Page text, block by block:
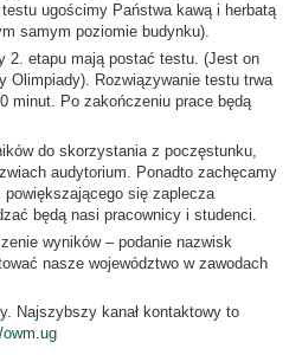
ugościmy Państwa kawą i herbatą
samym poziomie budynku).
2. etapu mają postać testu. (Jest on
Olimpiady). Rozwiązywanie testu trwa
minut. Po zakończeniu prace będą
do skorzystania z poczęstunku,
audytorium. Ponadto zachęcamy
się zaplecza
będą nasi pracownicy i studenci.
wyników – podanie nazwisk
nasze województwo w zawodach
Najszybszy kanał kontaktowy to